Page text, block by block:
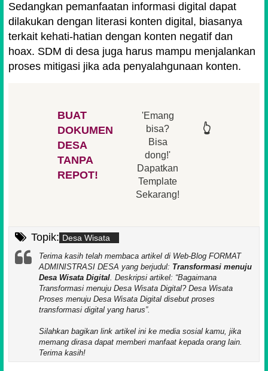
Sedangkan pemanfaatan informasi digital dapat
dilakukan dengan literasi konten digital, biasanya
terkait kehati-hatian dengan konten negatif dan
hoax. SDM di desa juga harus mampu menjalankan
proses mitigasi jika ada penyalahgunaan konten.
BUAT
DOKUMEN
DESA
TANPA
REPOT!
'Emang
bisa?
Bisa
dong!'
Dapatkan
Template
Sekarang!
👆
Topik: Desa Wisata
Terima kasih telah membaca artikel di Web-Blog FORMAT
ADMINISTRASI DESA yang berjudul: Transformasi menuju
Desa Wisata Digital. Deskripsi artikel: Bagaimana
Transformasi menuju Desa Wisata Digital? Desa Wisata
Proses menuju Desa Wisata Digital disebut proses
transformasi digital yang harus .
Silahkan bagikan link artikel ini ke media sosial kamu, jika
memang dirasa dapat memberi manfaat kepada orang lain.
Terima kasih!